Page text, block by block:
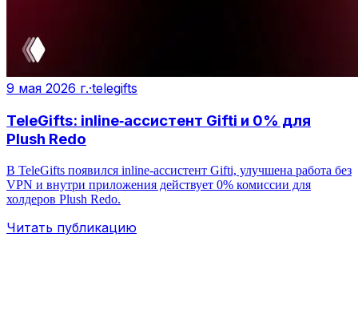
9 мая 2026 г.·telegifts
TeleGifts: inline‑ассистент Gifti и 0% для
Plush Redo
В TeleGifts появился inline‑ассистент Gifti, улучшена работа без
VPN и внутри приложения действует 0% комиссии для
холдеров Plush Redo.
Читать публикацию